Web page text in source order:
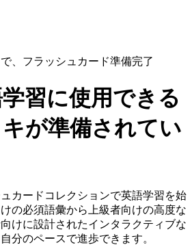
、フラッシュカード準備完了
習に使用できる
が準備されてい
カードコレクションで英語学習を始
の必須語彙から上級者向けの高度な
けに設計されたインタラクティブな
分のペースで進歩できます。